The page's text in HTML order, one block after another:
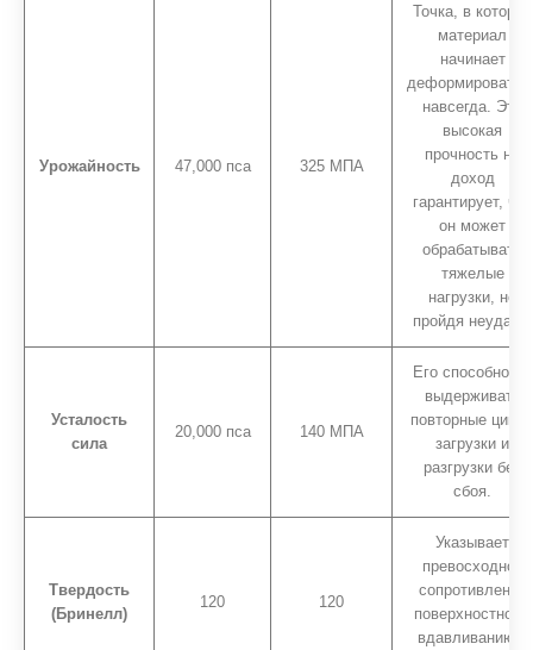
Урожайность 47,000 пса 325 МПА
Точка, в которой
материал
начинает
навсегда. Эта
высокая
прочность на
доход
гарантирует, что
он может
обрабатывать
тяжелые
нагрузки, не
пройдя неудачу.
Усталость
сила
20,000 пса 140 МПА
Его способность
выдерживать
повторные
загрузки и
разгрузки без
сбоя.
Твердость
(Бринелл)
120 120
Указывает
превосходное
сопротивление
поверхностному
вдавливанию и